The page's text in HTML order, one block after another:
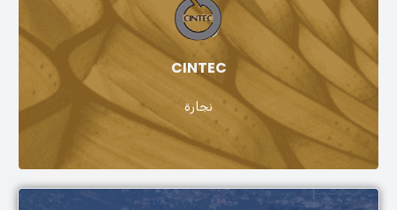
CINTEC
نجارة